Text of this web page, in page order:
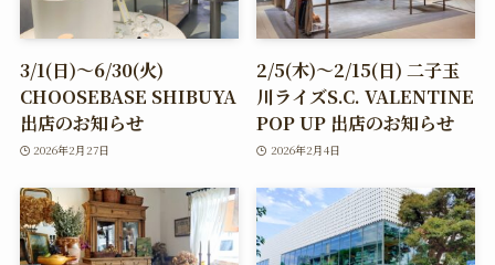
3/1(日)～6/30(火)
CHOOSEBASE SHIBUYA
出店のお知らせ
2026年2月27日
2/5(木)～2/15(日) 二子玉
川ライズS.C. VALENTINE
POP UP 出店のお知らせ
2026年2月4日